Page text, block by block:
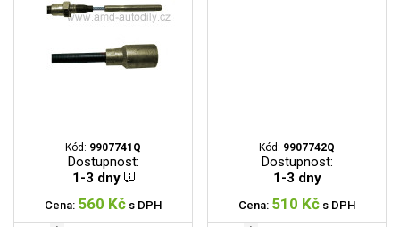
Kód: 9907741Q
Dostupnost:
1-3 dny
Cena: 560 Kč s DPH
Kód: 9907742Q
Dostupnost:
1-3 dny
Cena: 510 Kč s DPH